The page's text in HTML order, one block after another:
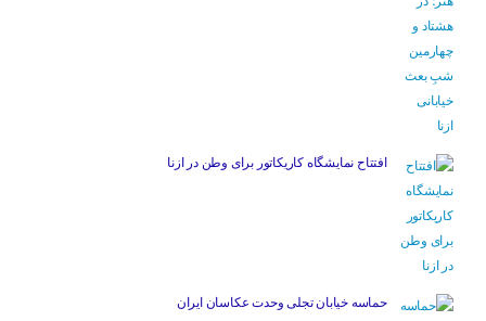
افتتاح نمایشگاه کاریکاتور برای وطن در ازنا
حماسه خیابان تجلی وحدت عکاسان ایران